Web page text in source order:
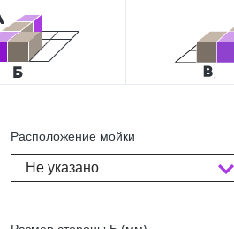
Расположение мойки
Не указано